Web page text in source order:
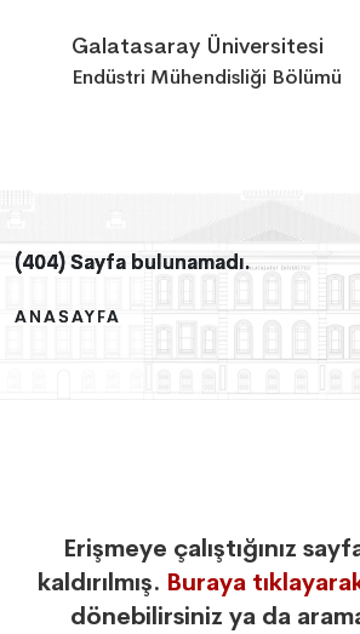
Galatasaray Üniversitesi
Endüstri Mühendisliği Bölümü
(404) Sayfa bulunamadı.
ANASAYFA
(404) Sayfa bulunamadı.
ANASAYFA
(404) Sayfa bulunamadı.
ANASAYFA
Erişmeye çalıştığınız
kaldırılmış. Buraya
dönebilirsiniz ya da